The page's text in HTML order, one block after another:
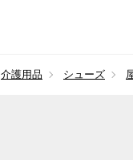
介護用品 シューズ